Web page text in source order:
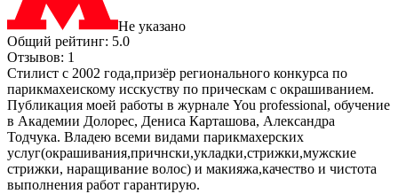
Не указано
Общий рейтинг: 5.0
Отзывов: 1
Стилист с 2002 года,призёр регионального конкурса по
парикмахеискому исскуству по прическам с окрашиванием.
Публикация моей работы в журнале You professional, обучение
в Академии Долорес, Дениса Карташова, Александра
Тодчука. Владею всеми видами парикмахерских
услуг(окрашивания,причнски,укладки,стрижки,мужские
стрижки, наращивание волос) и макияжа,качество и чистота
выполнения работ гарантирую.